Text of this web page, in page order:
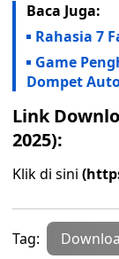
Baca Juga:
Rahasia 7
Game
Dompet
Link
2025):
Klik di sini
Tag: